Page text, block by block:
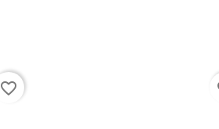
favorite_border